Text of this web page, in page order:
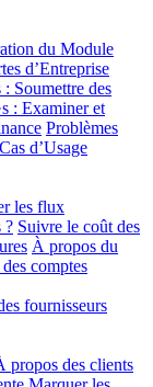
du Module
d’Entreprise
: Soumettre des
: Examiner et
Problèmes
d’Usage
les flux
? Suivre le coût des
À propos du
comptes
fournisseurs
propos des clients